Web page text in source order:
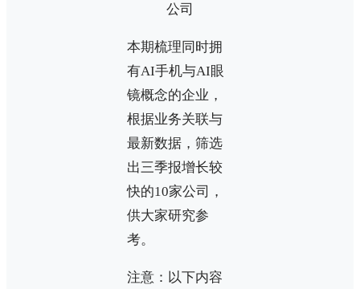
本期梳理同时拥
有AI手机与AI眼
镜概念的企业，
根据业务关联与
最新数据，筛选
出三季报增长较
快的10家公司，
供大家研究参
考。
注意：以下内容